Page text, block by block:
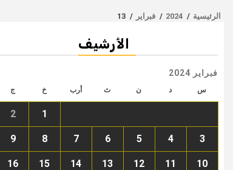
الرئيسية 2024 فبراير 13
الأرشيف
فبراير 2024
س د ن ث أرب خ ج
1
2
3
4
5
6
7
8
9
10
11
12
13
14
15
16